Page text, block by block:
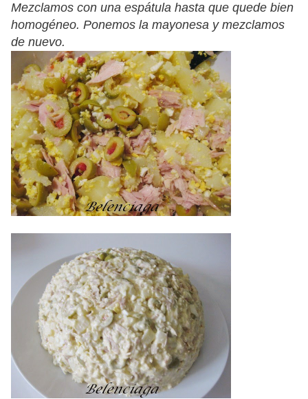
Mezclamos con una espátula hasta que quede bien
homogéneo. Ponemos la mayonesa y mezclamos
de nuevo.